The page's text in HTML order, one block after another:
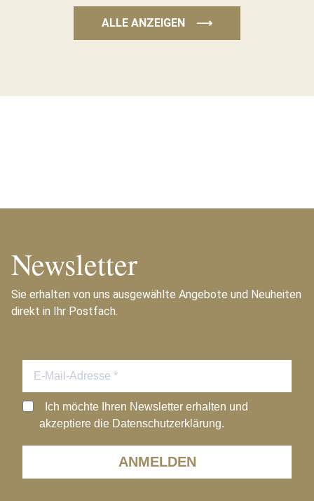
ALLE ANZEIGEN ⟶
Newsletter
Sie erhalten von uns ausgewählte Angebote und Neuheiten
direkt in Ihr Postfach.
ANMELDEN
Ich möchte Ihren Newsletter erhalten und
akzeptiere die Datenschutzerklärung.